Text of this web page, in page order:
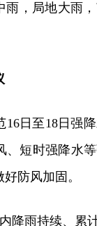
雨，局地大雨
16日至18日强
、短时强降水
防风加固。
降雨持续、累